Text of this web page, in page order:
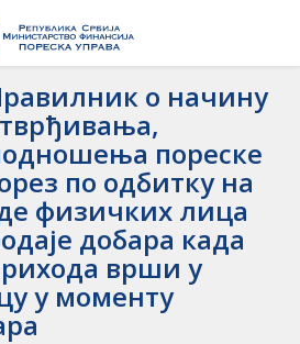
о начину
пореске
по одбитку на
физичких лица
добара када
врши у
у моменту